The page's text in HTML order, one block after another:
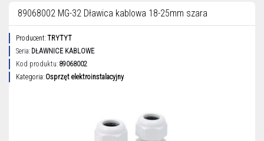
89068002 MG-32 Dławica kablowa 18-25mm szara
Producent:TRYTYT
Seria: DŁAWNICE KABLOWE
Kod produktu: 89068002
Kategoria: Osprzęt elektroinstalacyjny